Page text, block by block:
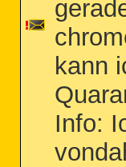
kann
Info: